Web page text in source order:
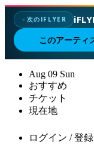
✦次のIFLYER
このアーティ
Aug 09 Sun
おすすめ
チケット
現在地
ログイン / 登録